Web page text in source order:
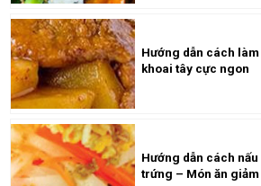
Hướng dẫn cách
khoai tây cực ngon
Hướng dẫn cách
trứng – Món ăn giảm